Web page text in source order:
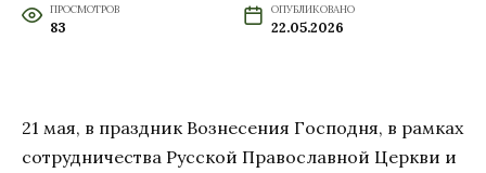
ПРОСМОТРОВ
83
ОПУБЛИКОВАНО
22.05.2026
21 мая, в праздник Вознесения Господня, в рамках
сотрудничества Русской Православной Церкви и